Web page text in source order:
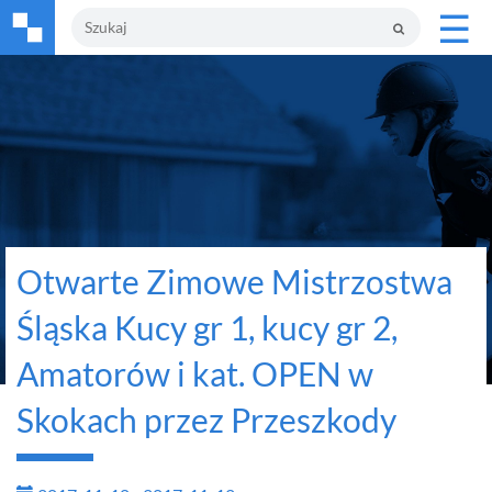
☰
Otwarte Zimowe Mistrzostwa
Śląska Kucy gr 1, kucy gr 2,
Amatorów i kat. OPEN w
Skokach przez Przeszkody